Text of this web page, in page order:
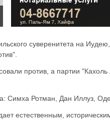
суверенитета на
против, а партии
Симха Ротман, Дан Иллуз,
естественным,